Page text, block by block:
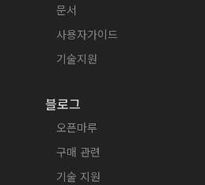
문서
사용자가이드
기술지원
블로그
오픈마루
구매 관련
기술 지원